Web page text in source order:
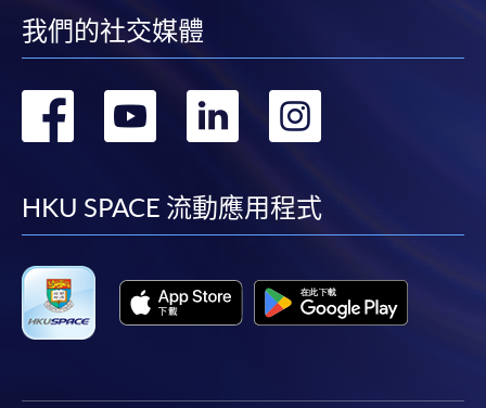
我們的社交媒體
轉
facebook
轉
youtube
轉
linkedin
HKU SPACE 流動應用程式